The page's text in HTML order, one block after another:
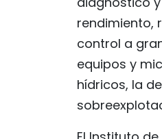
rendimiento,
control a
equipos y
hídricos, la